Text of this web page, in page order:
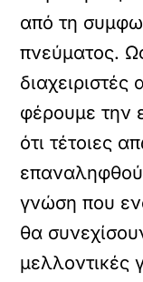
από τη
πνεύματος.
φέρουμε την
ότι τέτοιες
γνώση που
θα
μελλοντικές